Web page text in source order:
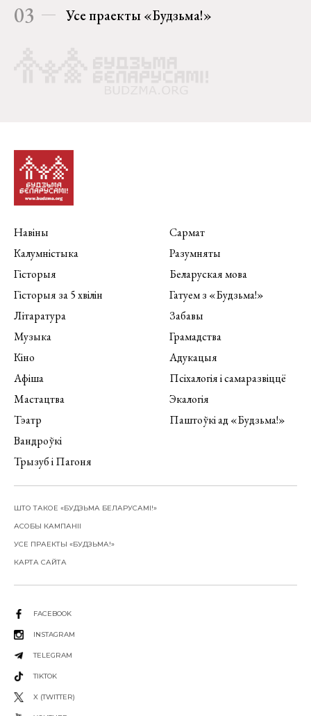
03 Усе праекты «Будзьма!»
Навіны
Калумністыка
Гісторыя
Гісторыя за 5 хвілін
Літаратура
Музыка
Кіно
Афіша
Мастацтва
Тэатр
Вандроўкі
Трызуб і Пагоня
Сармат
Разумняты
Беларуская мова
Гатуем з «Будзьма!»
Забавы
Грамадства
Адукацыя
Псіхалогія і самаразвіццё
Экалогія
Паштоўкі ад «Будзьма!»
ШТО ТАКОЕ «БУДЗЬМА БЕЛАРУСАМІ!»
АСОБЫ КАМПАНІІ
УСЕ ПРАЕКТЫ «БУДЗЬМА!»
КАРТА САЙТА
FACEBOOK
INSTAGRAM
TELEGRAM
TIKTOK
X (TWITTER)